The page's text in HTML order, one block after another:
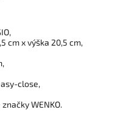
cm x výška 20,5 cm,
close,
WENKO.